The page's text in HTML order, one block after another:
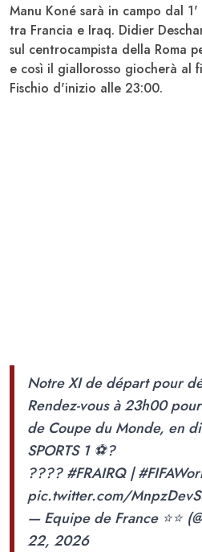
Manu Koné sarà in campo dal
tra Francia e Iraq. Didier
sul centrocampista della Roma
e così il giallorosso giocherà al
Fischio d'inizio alle 23:00.
Notre XI de départ pour
Rendez-vous à 23h00
de Coupe du Monde, en
SPORTS 1 ⚽️?
????#FRAIRQ|
pic.twitter.com/
— Equipe de France ⭐⭐
22, 2026